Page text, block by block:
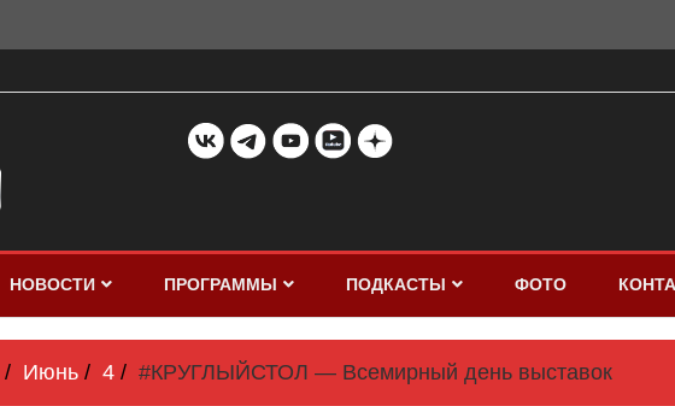
НОВОСТИ ПРОГРАММЫ ПОДКАСТЫ ФОТО
Июнь 4 #КРУГЛЫЙСТОЛ — Всемирный день выставок